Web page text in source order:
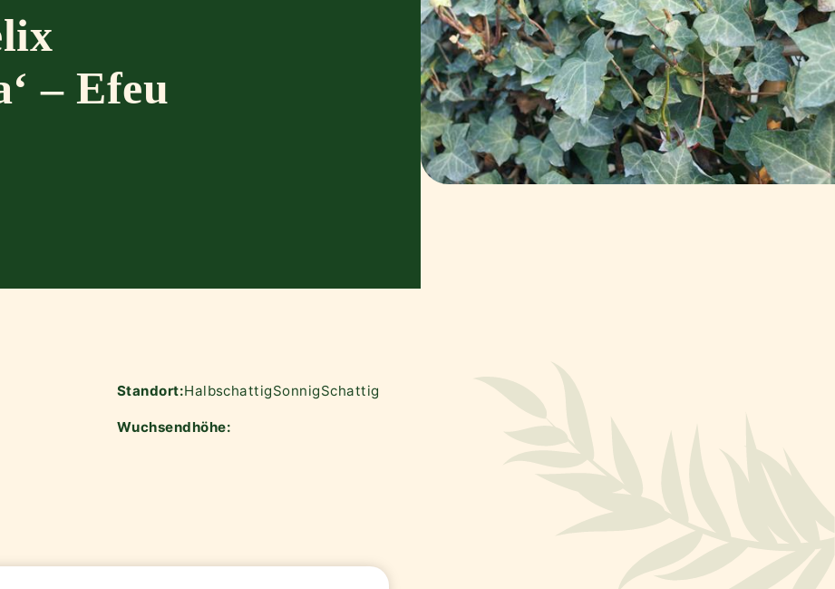
– Efeu
Standort:HalbschattigSonnigSchattig
Wuchsendhöhe: